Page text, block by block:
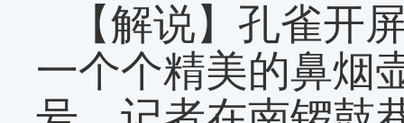
【解说】孔雀
一个个精美的鼻烟